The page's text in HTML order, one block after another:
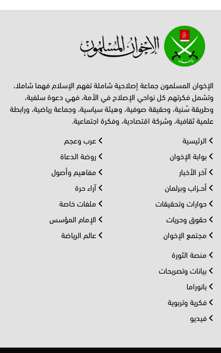
الإخوان المسلمون جماعة إصلاحية شاملة تفهم الإسلام فهما شاملا،
وتشمل فكرتهم كل نواحي الإصلاح في الأمة، فهي دعوة سلفية،
وطريقة سُنية، وحقيقة صوفية، وهيئة سياسية، وجماعة رياضية، ورابطة
علمية ثقافية، وشركة اقتصادية، وفكرة اجتماعية.
الرئيسية
بوابة الإخوان
آخر الأخبار
أحــزاب وبرلمان
حوارات وتحقيقات
حقوق وحريات
مجتمع الإخوان
عرب وعجم
روضة الدعاة
مفاهيم وأصول
آراء حرة
ملفات خاصة
الإمام المؤسس
عالم الرياضة
منصة الثورة
بيانات وتصريحات
بانوراما
فكرية وتربوية
فيديو